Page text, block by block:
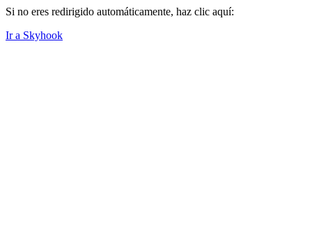
Si no eres redirigido automáticamente, haz clic aquí:
Ir a Skyhook